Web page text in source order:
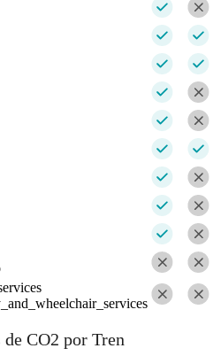
CO2 por Tren